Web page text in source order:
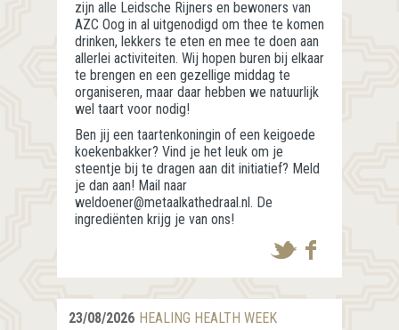
zijn alle Leidsche Rijners en bewoners van
AZC Oog in al uitgenodigd om thee te komen
drinken, lekkers te eten en mee te doen aan
allerlei activiteiten. Wij hopen buren bij elkaar
te brengen en een gezellige middag te
organiseren, maar daar hebben we natuurlijk
wel taart voor nodig!
Ben jij een taartenkoningin of een keigoede
koekenbakker? Vind je het leuk om je
steentje bij te dragen aan dit initiatief? Meld
je dan aan! Mail naar
weldoener@metaalkathedraal.nl. De
ingrediënten krijg je van ons!
23/08/2026 HEALING HEALTH WEEK